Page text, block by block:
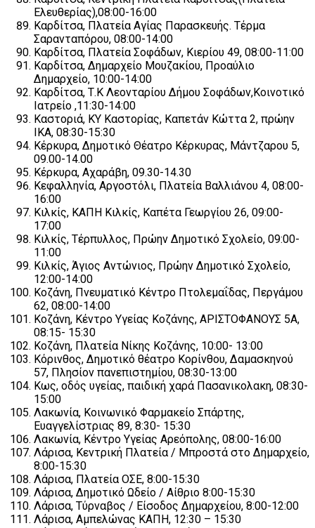
Ελευθερίας),08:00-16:00
Καρδίτσα, Πλατεία Αγίας Παρασκευής. Τέρμα
Σαρανταπόρου, 08:00-14:00
Καρδίτσα, Πλατεία Σοφάδων, Κιερίου 49, 08:00-11:00
Καρδίτσα, Δημαρχείο Μουζακίου, Προαύλιο
Δημαρχείο, 10:00-14:00
Καρδίτσα, Τ.Κ Λεονταρίου Δήμου Σοφάδων,Κοινοτικό
Ιατρείο ,11:30-14:00
Καστοριά, ΚΥ Καστορίας, Καπετάν Κώττα 2, πρώην
ΙΚΑ, 08:30-15:30
Κέρκυρα, Δημοτικό Θέατρο Κέρκυρας, Μάντζαρου 5,
09.00-14.00
Κέρκυρα, Αχαράβη, 09.30-14.30
Κεφαλληνία, Αργοστόλι, Πλατεία Βαλλιάνου 4, 08:00-
16:00
Κιλκίς, ΚΑΠΗ Κιλκίς, Καπέτα Γεωργίου 26, 09:00-
17:00
Κιλκίς, Τέρπυλλος, Πρώην Δημοτικό Σχολείο, 09:00-
11:00
Κιλκίς, Άγιος Αντώνιος, Πρώην Δημοτικό Σχολείο,
12:00-14:00
Κοζάνη, Πνευματικό Κέντρο Πτολεμαΐδας, Περγάμου
62, 08:00-14:00
Κοζάνη, Κέντρο Υγείας Κοζάνης, ΑΡΙΣΤΟΦΑΝΟΥΣ 5Α,
08:15- 15:30
Κοζάνη, Πλατεία Νίκης Κοζάνης, 10:00- 13:00
Κόρινθος, Δημοτικό θέατρο Κορίνθου, Δαμασκηνού
57, Πλησίον πανεπιστημίου, 08:30-13:00
Κως, οδός υγείας, παιδική χαρά Πασανικολακη, 08:30-
15:00
Λακωνία, Κοινωνικό Φαρμακείο Σπάρτης,
Ευαγγελίστριας 89, 8:30- 15:30
Λακωνία, Κέντρο Υγείας Αρεόπολης, 08:00-16:00
Λάρισα, Κεντρική Πλατεία / Μπροστά στο Δημαρχείο,
8:00-15:30
Λάρισα, Πλατεία ΟΣΕ, 8:00-15:30
Λάρισα, Δημοτικό Ωδείο / Αίθριο 8:00-15:30
Λάρισα, Τύρναβος / Είσοδος Δημαρχείου, 8:00-12:00
Λάρισα, Αμπελώνας ΚΑΠΗ, 12:30 – 15:30